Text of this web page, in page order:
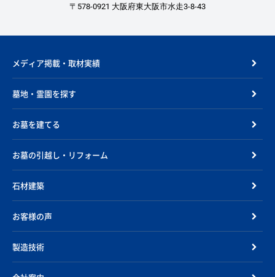
〒578-0921 大阪府東大阪市水走3-8-43
メディア掲載・取材実績
墓地・霊園を探す
お墓を建てる
お墓の引越し・リフォーム
石材建築
お客様の声
製造技術